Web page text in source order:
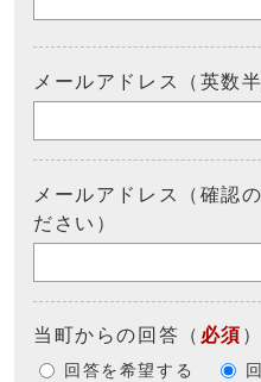
メールアドレス（英数半
メールアドレス（確認
ださい）
当町からの回答 （ 必須 ）
回答を希望する